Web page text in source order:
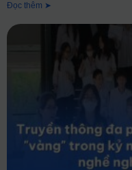
Đọc thêm ➤